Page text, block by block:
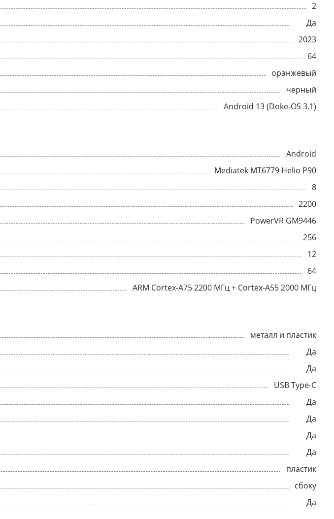
2
Да
2023
64
оранжевый
черный
Android 13 (Doke-OS 3.1)
Android
Mediatek MT6779 Helio P90
8
2200
PowerVR GM9446
256
12
64
ARM Cortex-A75 2200 МГц + Cortex-A55 2000 МГц
металл и пластик
Да
Да
USB Type-C
Да
Да
Да
Да
пластик
сбоку
Да